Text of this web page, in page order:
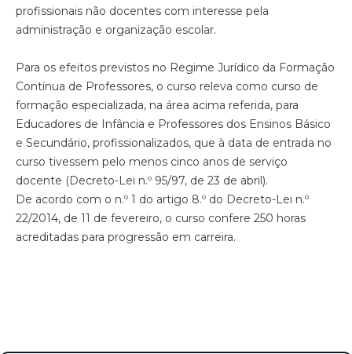
profissionais não docentes com interesse pela
administração e organização escolar.
Para os efeitos previstos no Regime Jurídico da Formação
Contínua de Professores, o curso releva como curso de
formação especializada, na área acima referida, para
Educadores de Infância e Professores dos Ensinos Básico
e Secundário, profissionalizados, que à data de entrada no
curso tivessem pelo menos cinco anos de serviço
docente (Decreto-Lei n.º 95/97, de 23 de abril).
De acordo com o n.º 1 do artigo 8.º do Decreto-Lei n.º
22/2014, de 11 de fevereiro, o curso confere 250 horas
acreditadas para progressão em carreira.